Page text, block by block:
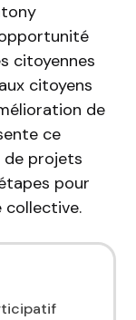
citoyennes
citoyens
de
ce
de projets
pour
collective.